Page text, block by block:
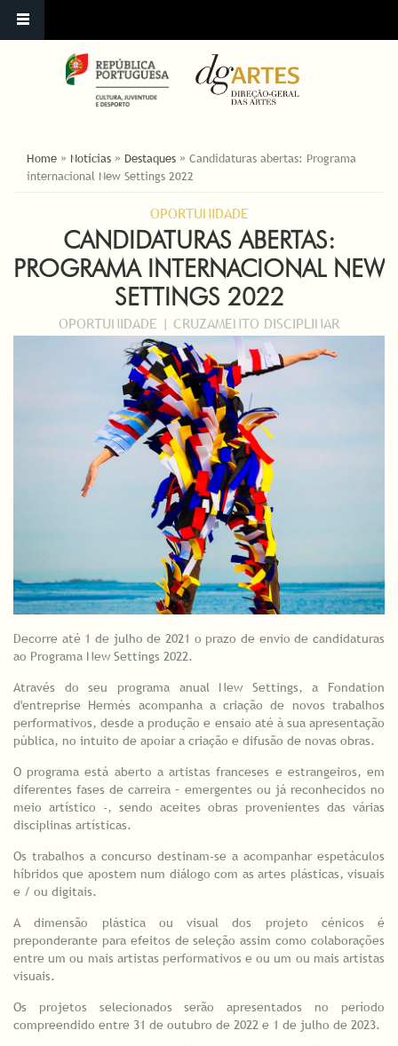
YOU ARE HERE
Home » Notícias » Destaques » Candidaturas abertas: Programa
internacional New Settings 2022
OPORTUNIDADE
CANDIDATURAS ABERTAS:
PROGRAMA INTERNACIONAL NEW
SETTINGS 2022
OPORTUNIDADE | CRUZAMENTO DISCIPLINAR
Decorre até 1 de julho de 2021 o prazo de envio de candidaturas
ao Programa New Settings 2022.
Através do seu programa anual New Settings, a Fondation
d'entreprise Hermès acompanha a criação de novos trabalhos
performativos, desde a produção e ensaio até à sua apresentação
pública, no intuito de apoiar a criação e difusão de novas obras.
O programa está aberto a artistas franceses e estrangeiros, em
diferentes fases de carreira – emergentes ou já reconhecidos no
meio artístico -, sendo aceites obras provenientes das várias
disciplinas artísticas.
Os trabalhos a concurso destinam-se a acompanhar espetáculos
híbridos que apostem num diálogo com as artes plásticas, visuais
e / ou digitais.
A dimensão plástica ou visual dos projeto cénicos é
preponderante para efeitos de seleção assim como colaborações
entre um ou mais artistas performativos e ou um ou mais artistas
visuais.
Os projetos selecionados serão apresentados no período
compreendido entre 31 de outubro de 2022 e 1 de julho de 2023.